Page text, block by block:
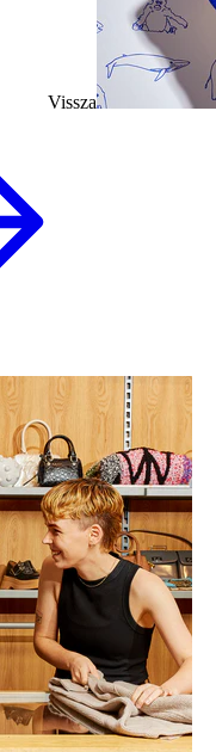
Vissza